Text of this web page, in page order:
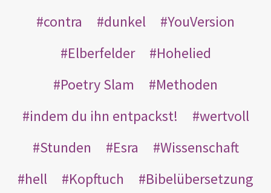
contra
dunkel
YouVersion
Elberfelder
Hohelied
Poetry Slam
Methoden
indem du ihn entpackst!
wertvoll
Stunden
Esra
Wissenschaft
hell
Kopftuch
Bibelübersetzung